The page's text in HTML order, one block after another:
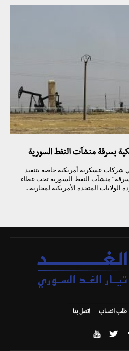
بسرقة منشآت النفط السورية
شركات عسكرية أمريكية خاصة بتنفيذ
منشآت النفط السورية تحت غطاء
المتحدة الأمريكية لمحاربة...
طلب انتساب اتصل بنا